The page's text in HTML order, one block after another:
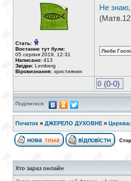
Стать:
Востаннє тут були:
05 серпня 2019, 12:31
Написано: 413
Звідки: Lemberg
Віровизнання: християнин
Не знаю,
Люби
0 (0-0)
Поділитися:
Початок » ДЖЕРЕЛО ДУХОВНЕ » Церква:
Хто зараз онлайн